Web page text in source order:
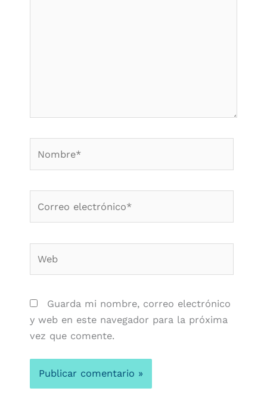
Guarda mi nombre, correo electrónico
y web en este navegador para la próxima
vez que comente.